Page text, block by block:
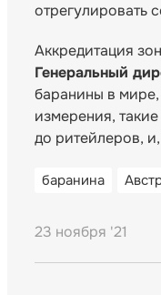
отрегулировать
Аккредитация
Генеральный
баранины в
измерения,
до ритейлеров,
баранина
23 ноября '21